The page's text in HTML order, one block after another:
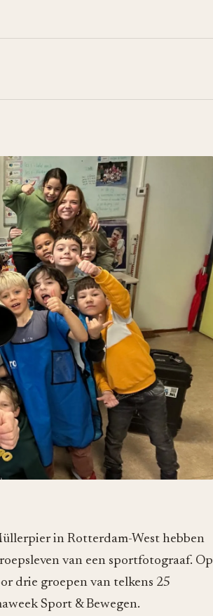
in Rotterdam-West hebben
van een sportfotograaf. Op
drie groepen van telkens 25
Sport & Bewegen.